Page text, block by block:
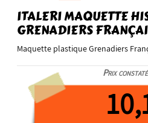
ITALERI MAQUETTE
GRENADIERS
Maquette plastique Grenadiers
Prix